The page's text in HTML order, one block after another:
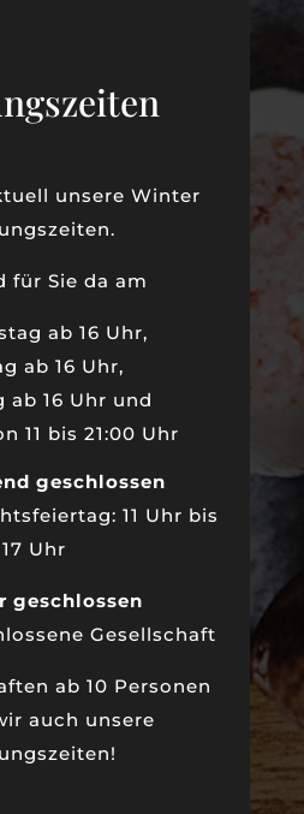
unsere Winter
für Sie da am
ab 16 Uhr,
ab 16 Uhr,
ab 16 Uhr und
11 bis 21:00 Uhr
geschlossen
11 Uhr bis
17 Uhr
geschlossen
Gesellschaft
ab 10 Personen
auch unsere